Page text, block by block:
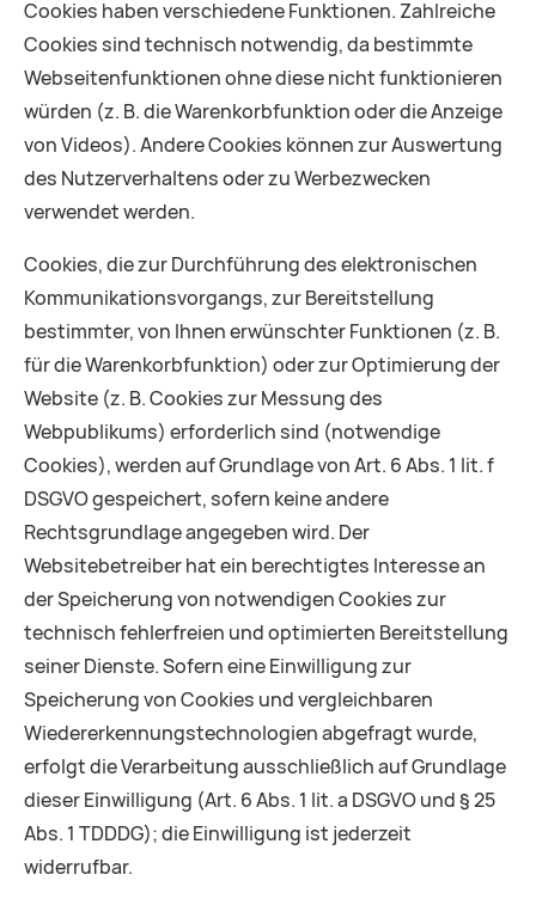
Cookies haben verschiedene Funktionen. Zahlreiche
Cookies sind technisch notwendig, da bestimmte
Webseitenfunktionen ohne diese nicht funktionieren
würden (z. B. die Warenkorbfunktion oder die Anzeige
von Videos). Andere Cookies können zur Auswertung
des Nutzerverhaltens oder zu Werbezwecken
verwendet werden.
Cookies, die zur Durchführung des elektronischen
Kommunikationsvorgangs, zur Bereitstellung
bestimmter, von Ihnen erwünschter Funktionen (z. B.
für die Warenkorbfunktion) oder zur Optimierung der
Website (z. B. Cookies zur Messung des
Webpublikums) erforderlich sind (notwendige
Cookies), werden auf Grundlage von Art. 6 Abs. 1 lit. f
DSGVO gespeichert, sofern keine andere
Rechtsgrundlage angegeben wird. Der
Websitebetreiber hat ein berechtigtes Interesse an
der Speicherung von notwendigen Cookies zur
technisch fehlerfreien und optimierten Bereitstellung
seiner Dienste. Sofern eine Einwilligung zur
Speicherung von Cookies und vergleichbaren
Wiedererkennungstechnologien abgefragt wurde,
erfolgt die Verarbeitung ausschließlich auf Grundlage
dieser Einwilligung (Art. 6 Abs. 1 lit. a DSGVO und § 25
Abs. 1 TDDDG); die Einwilligung ist jederzeit
widerrufbar.